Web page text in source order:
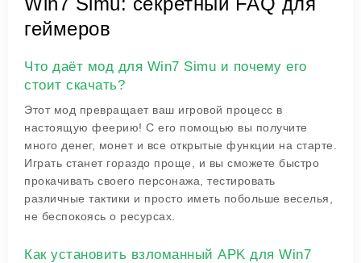
геймеров
Что даёт мод для Win7 Simu и почему его
стоит скачать?
Этот мод превращает ваш игровой процесс в
настоящую феерию! С его помощью вы получите
много денег, монет и все открытые функции на старте.
Играть станет гораздо проще, и вы сможете быстро
прокачивать своего персонажа, тестировать
различные тактики и просто иметь побольше веселья,
не беспокоясь о ресурсах.
Как установить взломанный APK для Win7